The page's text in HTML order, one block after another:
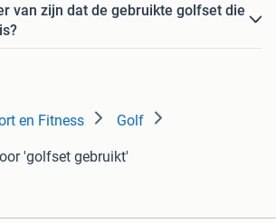
van zijn dat de gebruikte golfset die
en Fitness Golf
'golfset gebruikt'